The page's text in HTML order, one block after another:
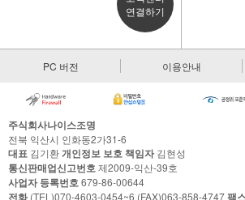
연결하기
PC 버전 이용안내
주식회사나이스조명
전북 익산시 인화동2가31-6
대표 김기환개인정보 보호 책임자김현성
통신판매업신고번호제2009-익산-39호
사업자 등록번호679-86-00644
전화(TEL)070-4603-0454~6 (FAX)063-858-4747팩